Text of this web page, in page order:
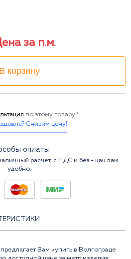
за п.м.
В корзину
по этому товару?
Снизим цену!
оплаты
расчет, с НДС и без - как вам
удобно.
Вам купить в Волгограде